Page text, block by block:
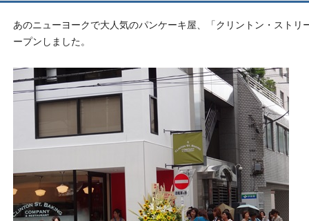
あのニューヨークで大人気のパンケーキ屋、「クリントン・ストリ
ープンしました。
サラリーマン大家さんを応援！マンション経営、アパート経営の空室
ム、大家さん自ら行うネット集客、コンセプト賃貸の導入を研究する
on書籍出版、多拠点居住の暮らしぶり、旅行業務取扱管理者、宅建等